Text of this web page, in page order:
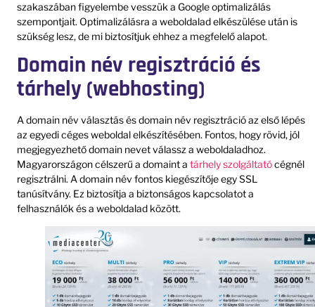
szakaszában figyelembe vesszük a Google optimalizálás
szempontjait. Optimalizálásra a weboldalad elkészülése után is
szükség lesz, de mi biztosítjuk ehhez a megfelelő alapot.
Domain név regisztráció és
tárhely (webhosting)
A domain név választás és domain név regisztráció az első lépés
az egyedi céges weboldal elkészítésében. Fontos, hogy rövid, jól
megjegyezhető domain nevet válassz a weboldaladhoz.
Magyarországon célszerű a domaint a tárhely szolgáltatócégnél
regisztrálni. A domain név fontos kiegészítője egy SSL
tanúsítvány. Ez biztosítja a biztonságos kapcsolatot a
felhasználók és a weboldalad között.